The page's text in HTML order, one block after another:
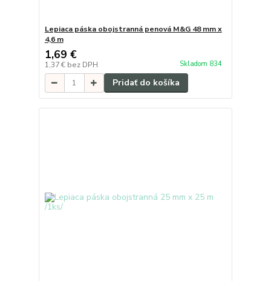
Lepiaca páska obojstranná penová M&G 48 mm x
4,6 m
1,69 €
1,37 € bez DPH Skladom 834
Pridať do košíka